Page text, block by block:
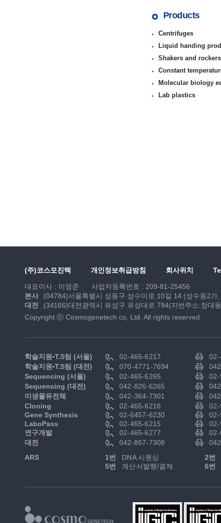
Products
Centrifuges
Liquid handing
Shakers and rockers
Constant
Molecular biology
Lab plastics
(주)코스모진텍 개인정보취급방침 회사위치
대표이사 : 이영준
사업자등록번호 : 209-81-25456
본사
(04784)서울특별시 성동구 성수이로 10길 14 (성수동2
대전
(34166)대전광역시 유성구 유성대로 794(지번주소:장대
Copyright ⓒ Cosmogenetech co, Ltd. All rights reserved
학술지원▪T.S팀 (서울) 02-465-6217
학술지원▪T.S팀 (대전)
070-4771-7694
Sequencing (서울)
02-465-6265
Sequencing (대전)
042-826-6265
미생물유전체
042-364-7301
Cloning
02-465-6216
Gene Synthesis
02-6457-6230
LaboPass
02-465-6215
연구개발
02-465-6277
대전
042-867-7308
ARS
1번 DNA 시퀀싱 2번
5번
계산서발행/결제 6번